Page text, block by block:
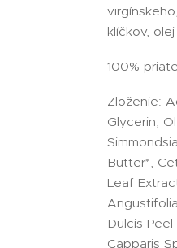
klíčkov,
100%
Zloženie:
Glycerin,
Butter*,
Leaf
Dulcis
Capparis